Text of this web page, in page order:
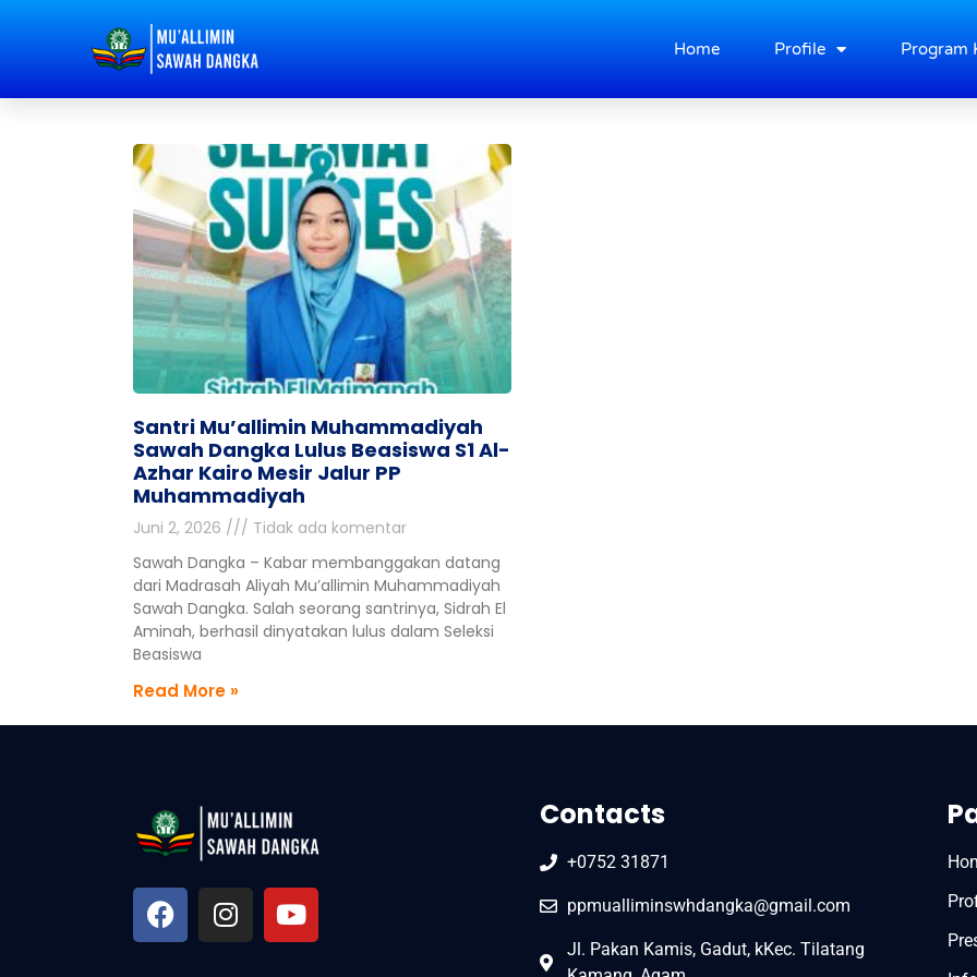
Home Profile Program
Santri Mu’allimin Muhammadiyah
Sawah Dangka Lulus Beasiswa S1 Al-
Azhar Kairo Mesir Jalur PP
Muhammadiyah
Juni 2, 2026
Tidak ada komentar
Sawah Dangka – Kabar membanggakan datang
dari Madrasah Aliyah Mu’allimin Muhammadiyah
Sawah Dangka. Salah seorang santrinya, Sidrah El
Aminah, berhasil dinyatakan lulus dalam Seleksi
Beasiswa
Read More »
Contacts
+0752 31871
ppmualliminswhdangka@gmail.com
Jl. Pakan Kamis, Gadut, kKec. Tilatang